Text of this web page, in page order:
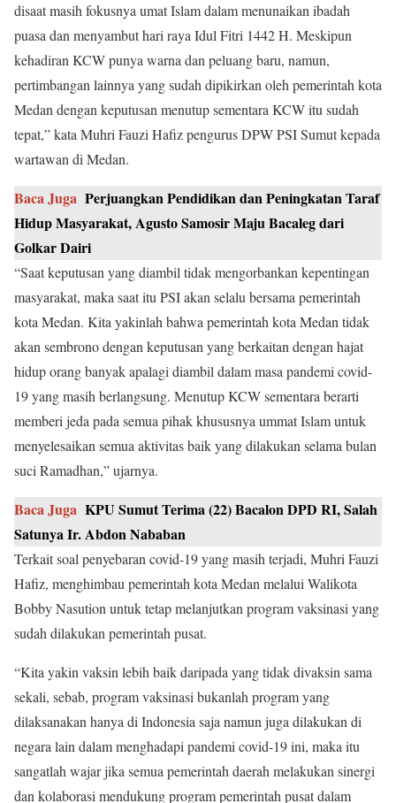
disaat masih fokusnya umat Islam dalam menunaikan ibadah
puasa dan menyambut hari raya Idul Fitri 1442 H. Meskipun
kehadiran KCW punya warna dan peluang baru, namun,
pertimbangan lainnya yang sudah dipikirkan oleh pemerintah kota
Medan dengan keputusan menutup sementara KCW itu sudah
tepat,” kata Muhri Fauzi Hafiz pengurus DPW PSI Sumut kepada
wartawan di Medan.
Baca Juga Perjuangkan Pendidikan dan Peningkatan Taraf
Hidup Masyarakat, Agusto Samosir Maju Bacaleg dari
Golkar Dairi
“Saat keputusan yang diambil tidak mengorbankan kepentingan
masyarakat, maka saat itu PSI akan selalu bersama pemerintah
kota Medan. Kita yakinlah bahwa pemerintah kota Medan tidak
akan sembrono dengan keputusan yang berkaitan dengan hajat
hidup orang banyak apalagi diambil dalam masa pandemi covid-
19 yang masih berlangsung. Menutup KCW sementara berarti
memberi jeda pada semua pihak khususnya ummat Islam untuk
menyelesaikan semua aktivitas baik yang dilakukan selama bulan
suci Ramadhan,” ujarnya.
Baca Juga KPU Sumut Terima (22) Bacalon DPD RI, Salah
Satunya Ir. Abdon Nababan
Terkait soal penyebaran covid-19 yang masih terjadi, Muhri Fauzi
Hafiz, menghimbau pemerintah kota Medan melalui Walikota
Bobby Nasution untuk tetap melanjutkan program vaksinasi yang
sudah dilakukan pemerintah pusat.
“Kita yakin vaksin lebih baik daripada yang tidak divaksin sama
sekali, sebab, program vaksinasi bukanlah program yang
dilaksanakan hanya di Indonesia saja namun juga dilakukan di
negara lain dalam menghadapi pandemi covid-19 ini, maka itu
sangatlah wajar jika semua pemerintah daerah melakukan sinergi
dan kolaborasi mendukung program pemerintah pusat dalam